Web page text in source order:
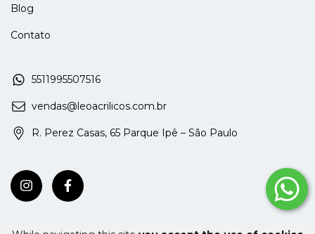
Blog
Contato
5511995507516
vendas@leoacrilicos.com.br
R. Perez Casas, 65 Parque Ipê – São Paulo